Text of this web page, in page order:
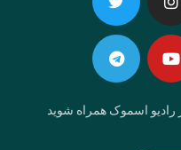
Instagram
TwitterYoutube
Telegram
رادیو اسموک همراه شوید